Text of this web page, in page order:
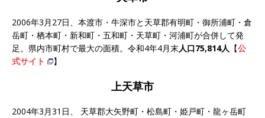
2006年3月27日、本渡市・牛深市と天草郡有明町・御所浦町・倉
岳町・栖本町・新和町・五和町・天草町・河浦町が合併して発
足。県内市町村で最大の面積。令和4年4月末人口75,814人 【公
式サイト
】
上天草市
2004年3月31日、 天草郡大矢野町・松島町・姫戸町・龍ヶ岳町